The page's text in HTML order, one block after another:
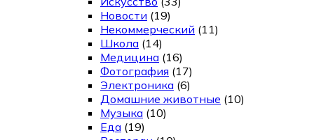
Новости (19)
Некоммерческий (11)
Школа (14)
Медицина (16)
Фотография (17)
Электроника (6)
Домашние животные (10)
Музыка (10)
Еда (19)